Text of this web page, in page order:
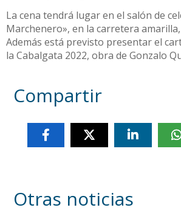
La cena tendrá lugar en el salón de
Marchenero», en la carretera amarilla,
Además está previsto presentar el
la Cabalgata 2022, obra de Gonzalo
Compartir
Otras noticias